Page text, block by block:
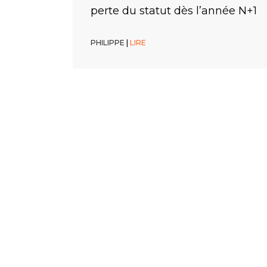
d’exclusion
PHILIPPE LIRE
obligation
PHILIPPE LIRE
perte du statut dès l’année N+1
PHILIPPE LIRE